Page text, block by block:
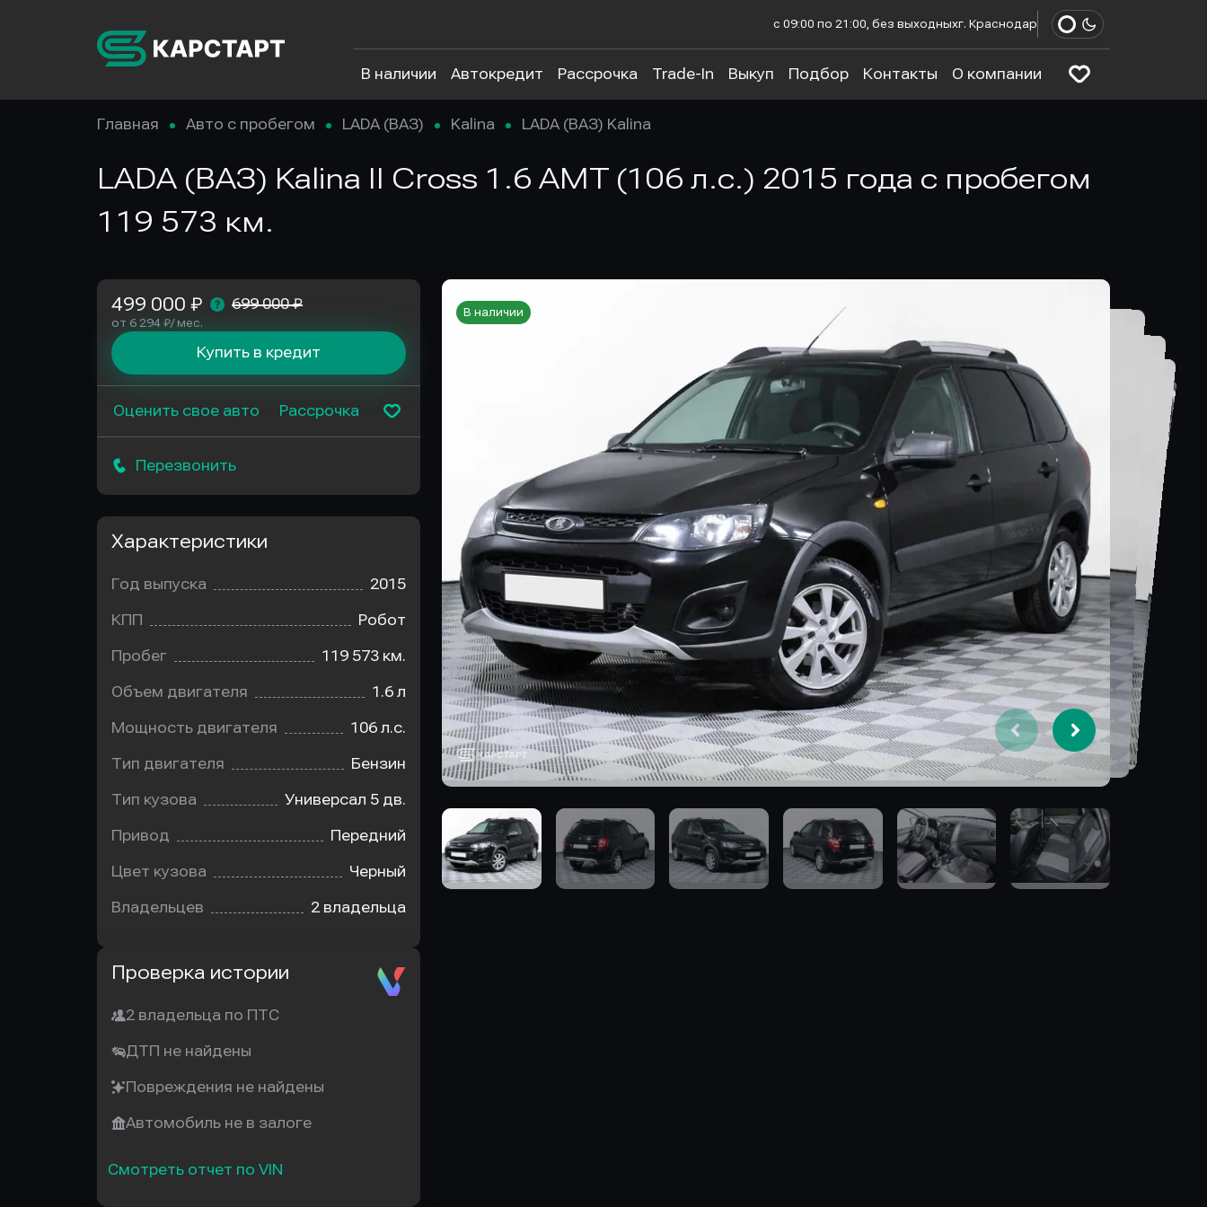
с 09:00 по 21:00, без выходныхг. Краснодар
В наличии Автокредит Рассрочка Trade-In Выкуп Подбор Контакты О компании
Главная Авто с пробегом LADA (ВАЗ) Kalina LADA (ВАЗ) Kalina
LADA (ВАЗ) Kalina II Cross 1.6 AMT (106 л.с.) 2015 года с пробегом
119 573 км.
В наличии
499 000 ₽ 699 000 ₽
от 6 294 ₽/ мес.
Купить в кредит
Оценить свое авто Рассрочка
Перезвонить
Характеристики
Год выпуска 2015
КПП Робот
Пробег 119 573 км.
Объем двигателя 1.6 л
Мощность двигателя 106 л.с.
Тип двигателя Бензин
Тип кузова Универсал 5 дв.
Привод Передний
Цвет кузова Черный
Владельцев 2 владельца
Проверка истории
2 владельца по ПТС
ДТП не найдены
Повреждения не найдены
Автомобиль не в залоге
Смотреть отчет по VIN